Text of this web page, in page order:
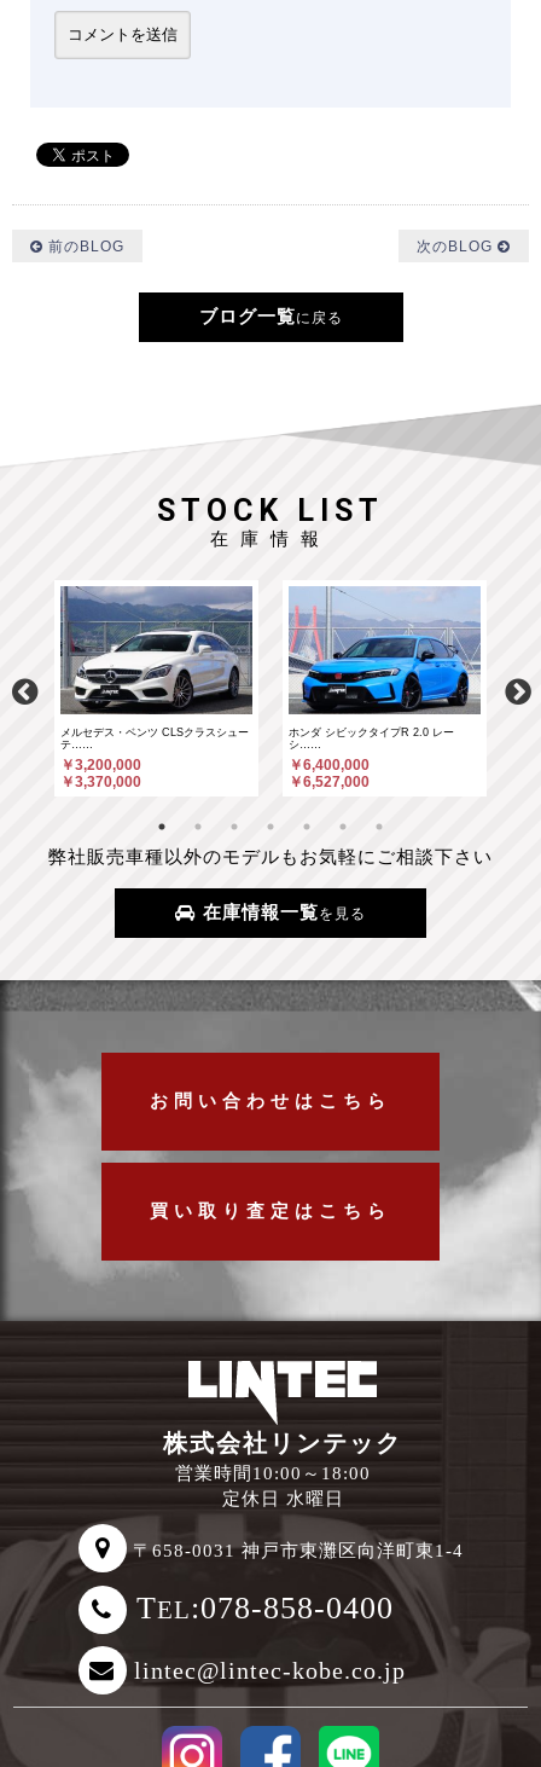
前のBLOG 次のBLOG
ブログ一覧に戻る
STOCK LIST
在庫情報
メルセデス・ベンツ CLSクラスシュー
テ……
￥3,200,000
￥3,370,000
ホンダ シビックタイプR 2.0 レー
シ……
￥6,400,000
￥6,527,000
弊社販売車種以外のモデルもお気軽にご相談下さい
在庫情報一覧を見る
お問い合わせはこちら
買い取り査定はこちら
株式会社リンテック
営業時間10:00～18:00
定休日 水曜日
〒658-0031 神戸市東灘区向洋町東1-4
TEL:078-858-0400
lintec@lintec-kobe.co.jp